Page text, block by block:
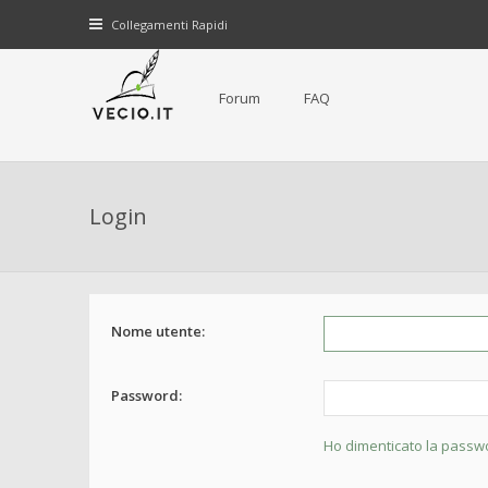
Collegamenti Rapidi
Forum FAQ
Login
Nome utente:
Password:
Ho dimenticato la